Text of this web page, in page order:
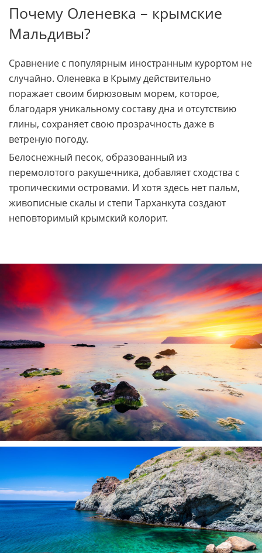
Почему Оленевка – крымские
Мальдивы?
Сравнение с популярным иностранным курортом не
случайно. Оленевка в Крыму действительно
поражает своим бирюзовым морем, которое,
благодаря уникальному составу дна и отсутствию
глины, сохраняет свою прозрачность даже в
ветреную погоду.
Белоснежный песок, образованный из
перемолотого ракушечника, добавляет сходства с
тропическими островами. И хотя здесь нет пальм,
живописные скалы и степи Тарханкута создают
неповторимый крымский колорит.